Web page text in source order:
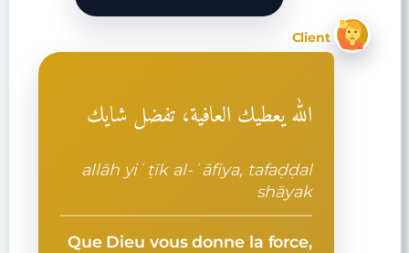
Client
الله يعطيك العافية، تفضل شايك
allāh yiʿṭīk al-ʿāfiya, tafaḍḍal
shāyak
Que Dieu vous donne la force,